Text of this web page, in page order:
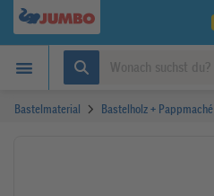
Bastelmaterial Bastelholz + Pappmaché